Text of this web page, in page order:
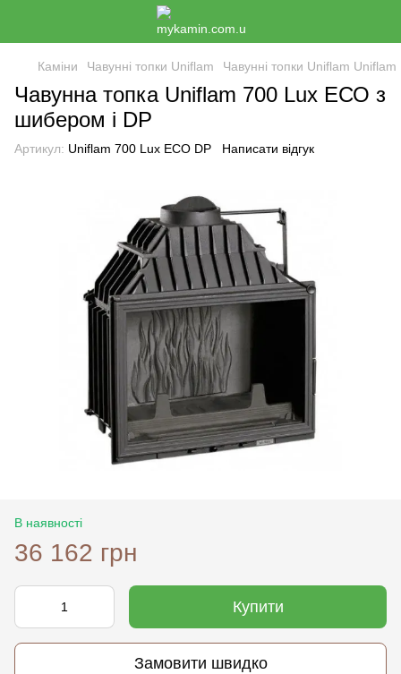
Каміни Чавунні топки Uniflam Чавунні топки Uniflam Uniflam
Чавунна топка Uniflam 700 Lux ЕСО з
шибером і DP
Артикул: Uniflam 700 Lux ЕСО DP Написати відгук
В наявності
36 162 грн
Купити
Замовити швидко